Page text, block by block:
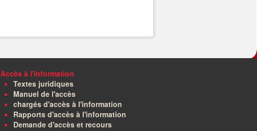
Accès à l'information
Textes juridiques
Manuel de l'accès
chargés d'accès à l'information
Rapports d'accès à l'information
Demande d'accès et recours